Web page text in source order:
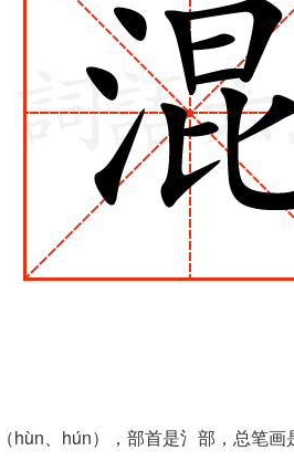
hùn、hún），部首是氵部，总笔画